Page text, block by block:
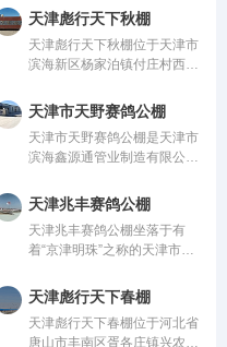
际、国内先进、科学合理的设
计方案进行建设，采用一体化
钢架结构，公棚长200米，宽
28米，高15米，
天津彪行天下秋棚
天津彪行天下秋棚位于天津市
滨海新区杨家泊镇付庄村西街
该公棚以国际、国内先进、科
学合理的设计方案进行建设，
采用一体化钢架结构，公棚长
200米，宽28
天津市天野赛鸽公棚
天津市天野赛鸽公棚是天津市
滨海鑫源通管业制造有限公司
秉着“品质至尊 德行天下”的企
业理念，凭借雄厚的经济及技
术实力，于2017年投入2300
余万元（201
天津兆丰赛鸽公棚
天津兆丰赛鸽公棚坐落于有
着“京津明珠”之称的天津市武
速与京津塘高速，距高速口仅
3公里，交通十分便利。园区
占地面积达65000平米，合规
天津彪行天下春棚
天津彪行天下春棚位于河北省
唐山市丰南区胥各庄镇兴农街